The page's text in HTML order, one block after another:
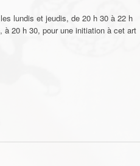
lundis et jeudis, de 20 h 30 à 22 h
20 h 30, pour une initiation à cet art